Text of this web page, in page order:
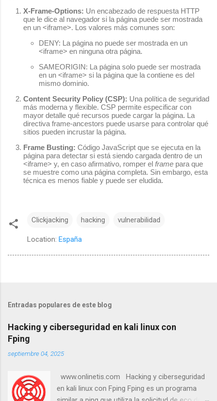
X-Frame-Options: Un encabezado de respuesta HTTP
que le dice al navegador si la página puede ser mostrada
en un <iframe>. Los valores más comunes son:
DENY: La página no puede ser mostrada en un
<iframe> en ninguna otra página.
SAMEORIGIN: La página solo puede ser mostrada
en un <iframe> si la página que la contiene es del
mismo dominio.
Content Security Policy (CSP): Una política de seguridad
más moderna y flexible. CSP permite especificar con
mayor detalle qué recursos puede cargar la página. La
directiva frame-ancestors puede usarse para controlar qué
sitios pueden incrustar la página.
Frame Busting: Código JavaScript que se ejecuta en la
página para detectar si está siendo cargada dentro de un
<iframe> y, en caso afirmativo, romper el frame para que
se muestre como una página completa. Sin embargo, esta
técnica es menos fiable y puede ser eludida.
Clickjacking hacking vulnerabilidad
Location: España
Entradas populares de este blog
Hacking y ciberseguridad en kali linux con
Fping
septiembre 04, 2025
www.onlinetis.com Hacking y ciberseguridad
en kali linux con Fping Fping es un programa